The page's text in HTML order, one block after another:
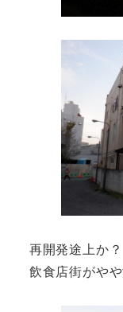
再開発途上
飲食店街がや